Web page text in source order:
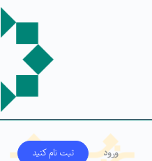
ورود ثبت‌ نام کنید